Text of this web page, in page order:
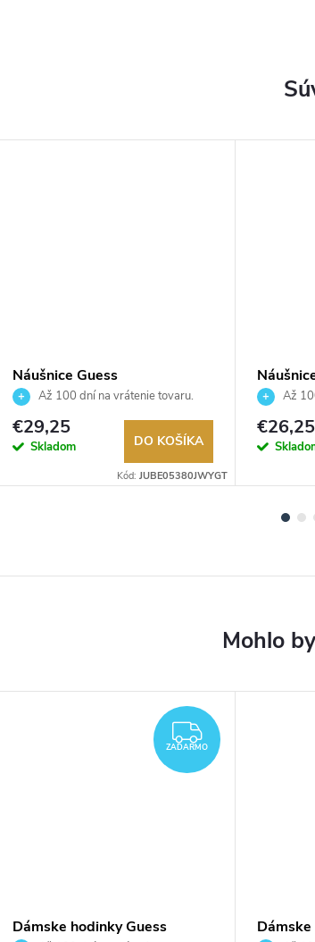
Náušnice Guess
JUBE05380JWYGT
Až 100 dní na vrátenie tovaru.
Autorizovaný predajca.
€29,25
Skladom DO KOŠÍKA
Kód: JUBE05380JWYGT
Až
€26,25
ZADARMO
ZADARMO
Dámske hodinky Guess
Dámske